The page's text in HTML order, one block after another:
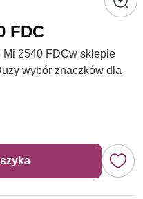
FDC
2540 FDCw sklepie
wybór znaczków dla